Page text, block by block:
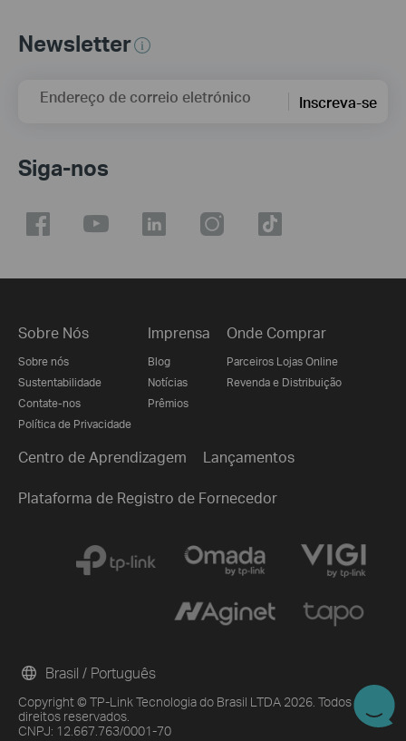
Newsletter
Endereço de correio eletrónico Inscreva-se
Siga-nos
Sobre Nós
Sobre nós
Sustentabilidade
Contate-nos
Política de Privacidade
Imprensa
Blog
Notícias
Prêmios
Onde Comprar
Parceiros Lojas Online
Revenda e Distribuição
Centro de Aprendizagem Lançamentos
Plataforma de Registro de Fornecedor
Copyright © TP-Link Tecnologia do Brasil LTDA 2026. Todos os
direitos reservados.
CNPJ: 12.667.763/0001-70
Brasil / Português